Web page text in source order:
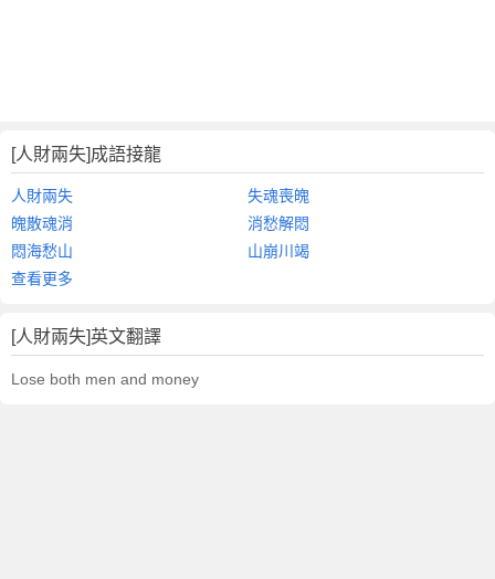
[人財兩失]成語接龍
人財兩失
失魂喪魄
魄散魂消
消愁解悶
悶海愁山
山崩川竭
查看更多
[人財兩失]英文翻譯
Lose both men and money